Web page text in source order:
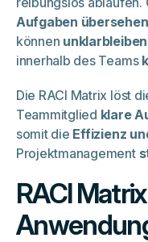
Aufgaben übersehen
können unklarbleiben
innerhalb des Teams
Die RACI Matrix löst
Teammitglied klare
somit die Effizienz
Projektmanagement
RACI